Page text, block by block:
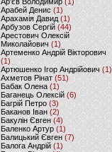
Арабей Денис(1)
Арахамія Давид (1)
Арбузов Сергій (44)
Арестович Олексій
Миколайович(1)
Артеменко Андрій Вікторович
(1)
Артюшенко Ігор Андрійович(1)
Ахметов Рінат(51)
Бабак Олена(1)
Баганець Олексій(6)
Багрій Петро (3)
Баканов Іван(2)
Бакулін Євген (4)
Баленко Артур(1)
Балицький Євген(7)
Балога Андрій (1)